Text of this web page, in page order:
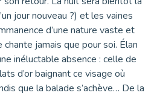
jour nouveau ?) et les vaines
d’une nature vaste et
jamais que pour soi. Élan
inéluctable absence : celle de
d’or baignant ce visage où
que la balade s’achève… De la